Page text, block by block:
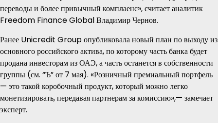
переводы и более привычный комплаенс», считает аналитик
Freedom Finance Global Владимир Чернов.
Ранее Unicredit Group опубликовала новый план по выходу из
основного российского актива, по которому часть банка будет
продана инвесторам из ОАЭ, а часть останется в собственности
группы (см. “Ъ” от 7 мая). «Розничный премиальный портфель
— это такой коробочный продукт, который можно легко
монетизировать, передавая партнерам за комиссию»,— замечает
эксперт.